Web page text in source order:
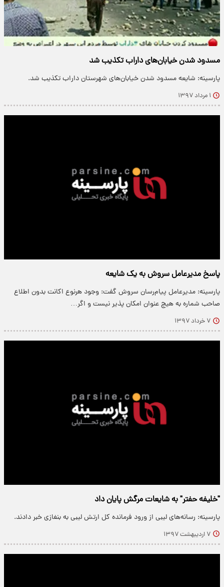
مسدود شدن خیابان‌های داراب تکذیب شد
پارسینه: شایعه مسدود شدن خیابان‌های شهرستان داراب تکذیب شد.
۱ مرداد ۱۳۹۷
پاسخ مدیرعامل سروش به یک شایعه
پارسینه: مدیرعامل پیام‌رسان سروش گفت: وجود هرنوع اکانت بدون اطلاع
صاحب شماره به هیچ عنوان امکان پذیر نیست و اگر…
۷ خرداد ۱۳۹۷
"خلیفه حفتر" به شایعات مرگش پایان داد
پارسینه: رسانه‌های لیبی از ورود فرمانده کل ارتش لیبی به بنغازی خبر دادند.
۷ اردیبهشت ۱۳۹۷